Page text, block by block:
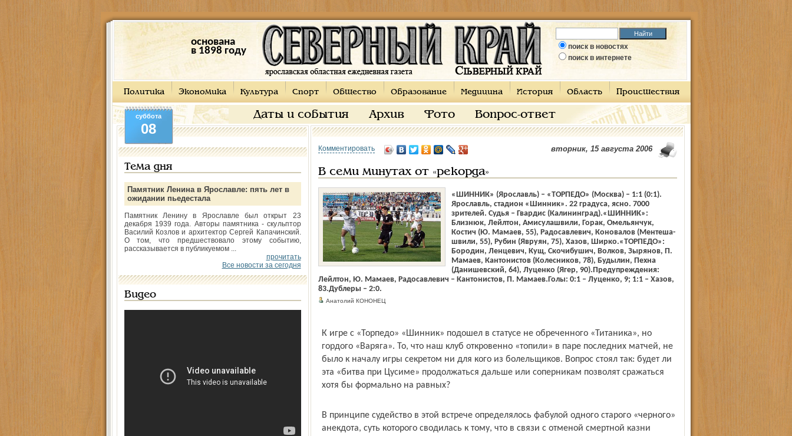
основана
в 1898 году
поиск в новостях
поиск в интернете
Политика Экономика Культура Спорт Общество Образование Медицина История Область Происшествия
Даты и события Архив Фото Вопрос-ответ
суббота
08
Тема дня
Памятник Ленина в Ярославле: пять лет в
ожидании пьедестала
Памятник Ленину в Ярославле был открыт 23
декабря 1939 года. Авторы памятника - скульптор
Василий Козлов и архитектор Сергей Капачинский.
О том, что предшествовало этому событию,
рассказывается в публикуемом ...
прочитать
Все новости за сегодня
Видео
Комментировать вторник, 15 августа 2006
В семи минутах от «рекорда»
«ШИННИК» (Ярославль) – «ТОРПЕДО» (Москва) – 1:1 (0:1).
Ярославль, стадион «Шинник». 22 градуса, ясно. 7000
зрителей. Судья – Гвардис (Калининград).«ШИННИК»:
Близнюк, Лейлтон, Амисулашвили, Горак, Омельянчук,
Костич (Ю. Мамаев, 55), Радосавлевич, Коновалов (Ментеша­
швили, 55), Рубин (Явруян, 75), Хазов, Ширко.«ТОРПЕДО»:
Бородин, Ленцевич, Кущ, Скочибушич, Волков, Зырянов, П.
Мамаев, Кантонистов (Колесников, 78), Будылин, Пехна
(Данишевский, 64), Луценко (Ягер, 90).Предупреждения:
Лейлтон, Ю. Мамаев, Радосавлевич – Кантонистов, П. Ма­маев.Голы: 0:1 – Луценко, 9; 1:1 – Хазов,
83.Дублеры – 2:0.
Анатолий КОНОНЕЦ
К игре с «Торпедо» «Шинник» подошел в статусе не обреченного «Титаника», но
гордого «Варяга». То, что наш клуб откровенно «топили» в паре последних матчей, не
было к началу игры секретом ни для кого из болельщиков. Вопрос стоял так: будет ли
эта «битва при Цусиме» продолжаться дальше или соперникам позволят сражаться
хотя бы формально на равных?
В принципе судейство в этой встрече определялось фабулой одного старого «черного»
анекдота, суть которого сводилась к тому, что в связи с отменой смертной казни